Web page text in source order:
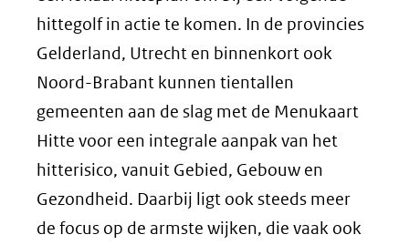
hittegolf in actie te komen. In de provincies
Gelderland, Utrecht en binnenkort ook
Noord-Brabant kunnen tientallen
gemeenten aan de slag met de Menukaart
Hitte voor een integrale aanpak van het
hitterisico, vanuit Gebied, Gebouw en
Gezondheid. Daarbij ligt ook steeds meer
de focus op de armste wijken, die vaak ook